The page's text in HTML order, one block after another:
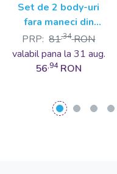
Set de 2 body-uri
fara maneci din
bumbac organic si
modal -
Mustar/Somon
PRP: 81,34 RON
valabil pana la 31 aug.
56,94 RON